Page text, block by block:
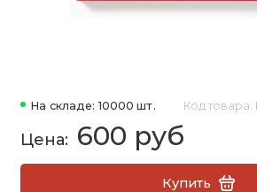
На складе: 10000 шт. Код товара:
600 руб
Купить